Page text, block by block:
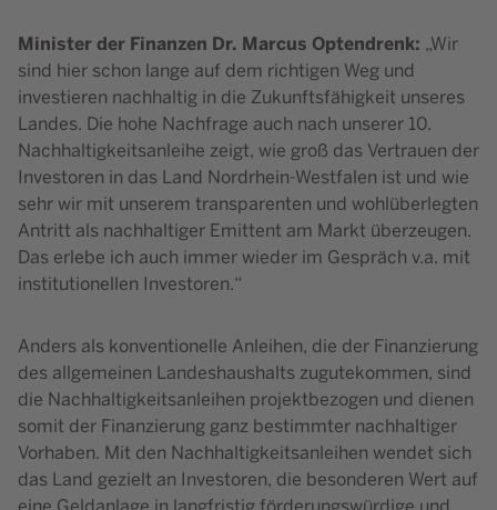
Minister der Finanzen Dr. Marcus Optendrenk: „Wir
sind hier schon lange auf dem richtigen Weg und
investieren nachhaltig in die Zukunftsfähigkeit unseres
Landes. Die hohe Nachfrage auch nach unserer 10.
Nachhaltigkeitsanleihe zeigt, wie groß das Vertrauen der
Investoren in das Land Nordrhein-Westfalen ist und wie
sehr wir mit unserem transparenten und wohlüberlegten
Antritt als nachhaltiger Emittent am Markt überzeugen.
Das erlebe ich auch immer wieder im Gespräch v.a. mit
institutionellen Investoren.“
Anders als konventionelle Anleihen, die der Finanzierung
des allgemeinen Landeshaushalts zugutekommen, sind
die Nachhaltigkeitsanleihen projektbezogen und dienen
somit der Finanzierung ganz bestimmter nachhaltiger
Vorhaben. Mit den Nachhaltigkeitsanleihen wendet sich
das Land gezielt an Investoren, die besonderen Wert auf
eine Geldanlage in langfristig förderungswürdige und